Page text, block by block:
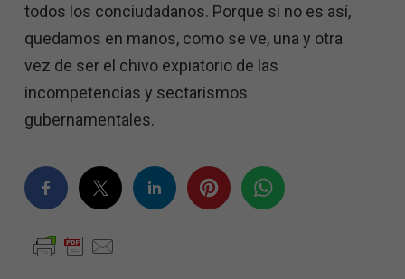
todos los conciudadanos. Porque si no es así,
quedamos en manos, como se ve, una y otra
vez de ser el chivo expiatorio de las
incompetencias y sectarismos
gubernamentales.